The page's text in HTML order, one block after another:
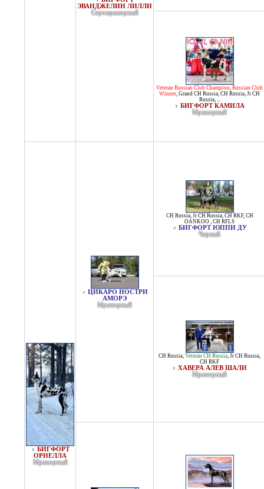
ЭВАНДЖЕЛИН ЛИЛЛИ
Серомраморный
Veteran Russian Club Champion, Russian Club
Winner, Grand CH Russia, CH Russia, Jr CH
Russia, ...
♀ БИГФОРТ КАМИЛА
Мраморный
♀ БИГФОРТ
ОРНЕЛЛА
Мраморный
♂ ЦИКАРО НОСТРИ
АМОРЭ
Мраморный
CH Russia, Jr CH Russia, CH RKF, CH
OANKOO , CH RFLS
♂ БИГФОРТ ЮППИ ДУ
Черный
CH Russia, Veteran CH Russia, Jr CH Russia,
CH RKF
♀ ХАВЕРА АЛЕВ ШАЛИ
Мраморный